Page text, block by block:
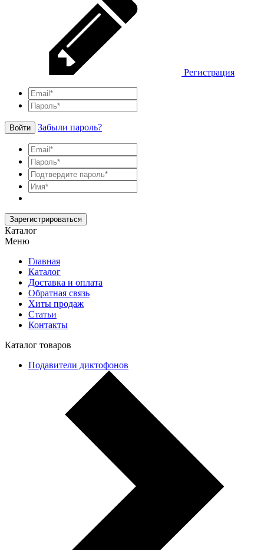
Регистрация
Войти Забыли пароль?
Зарегистрироваться
Каталог
Меню
Главная
Каталог
Доставка и оплата
Обратная связь
Хиты продаж
Статьи
Контакты
Каталог товаров
Подавители диктофонов